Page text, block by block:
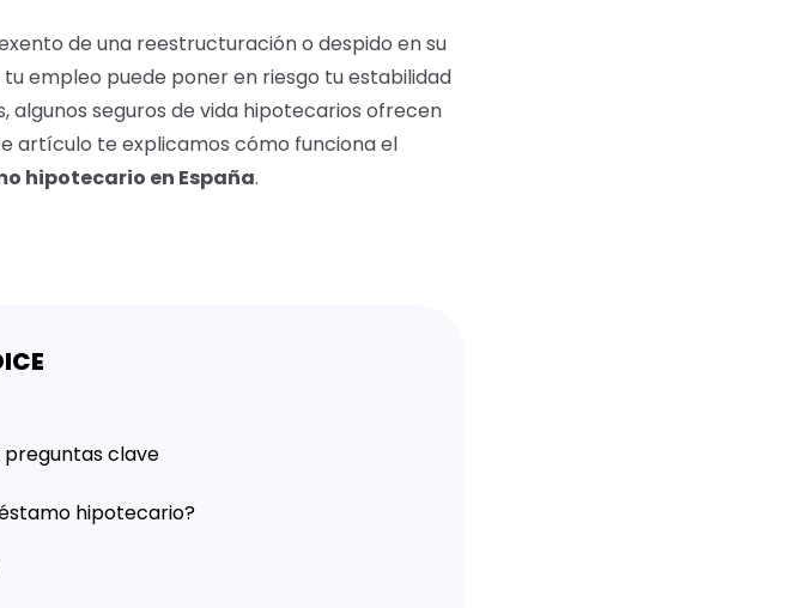
de una reestructuración o despido en su
empleo puede poner en riesgo tu estabilidad
algunos seguros de vida hipotecarios ofrecen
artículo te explicamos cómo funciona el
hipotecario en España.
preguntas clave
hipotecario?